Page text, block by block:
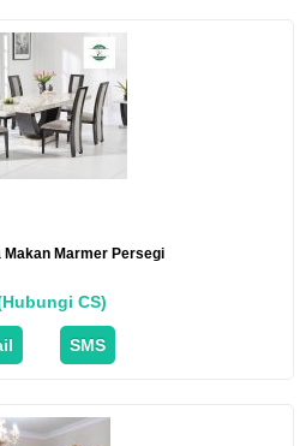
Makan Marmer Persegi
CS)
SMS